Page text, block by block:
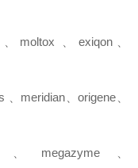
moltox exiqon、
meridian 、origene
megazyme